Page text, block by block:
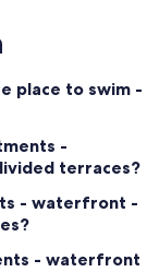
place to swim -
-
terraces?
- waterfront -
- waterfront